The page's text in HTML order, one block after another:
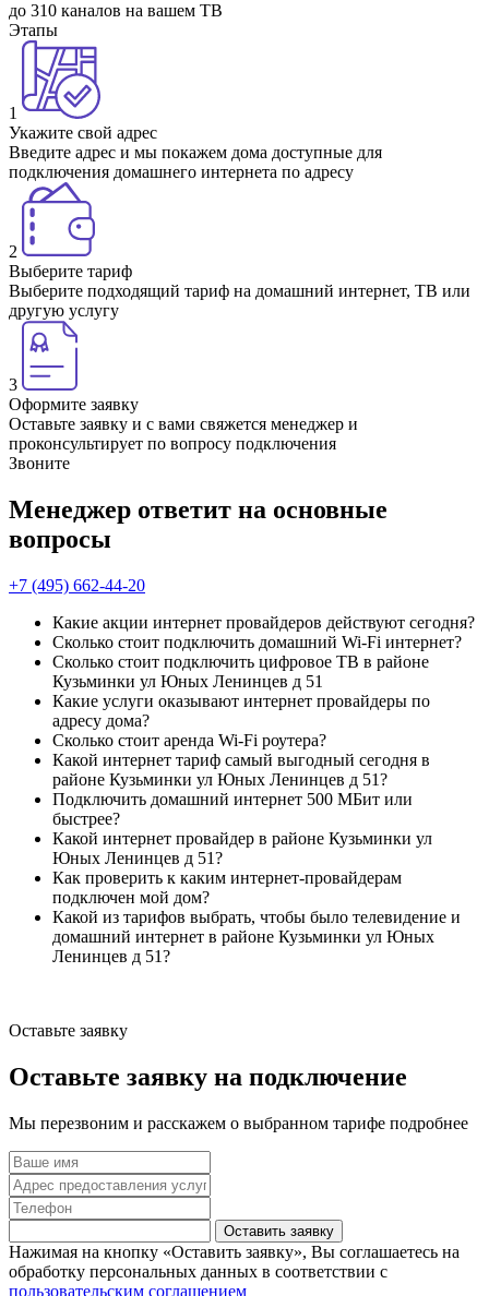
до 310 каналов на вашем ТВ
Этапы
1
Укажите свой адрес
Введите адрес и мы покажем дома доступные для
подключения домашнего интернета по адресу
2
Выберите тариф
Выберите подходящий тариф на домашний интернет, ТВ или
другую услугу
3
Оформите заявку
Оставьте заявку и с вами свяжется менеджер и
проконсультирует по вопросу подключения
Звоните
Менеджер ответит на основные
вопросы
+7 (495) 662-44-20
Какие акции интернет провайдеров действуют сегодня?
Сколько стоит подключить домашний Wi-Fi интернет?
Сколько стоит подключить цифровое ТВ в районе
Кузьминки ул Юных Ленинцев д 51
Какие услуги оказывают интернет провайдеры по
адресу дома?
Сколько стоит аренда Wi-Fi роутера?
Какой интернет тариф самый выгодный сегодня в
районе Кузьминки ул Юных Ленинцев д 51?
Подключить домашний интернет 500 МБит или
быстрее?
Какой интернет провайдер в районе Кузьминки ул
Юных Ленинцев д 51?
Как проверить к каким интернет-провайдерам
подключен мой дом?
Какой из тарифов выбрать, чтобы было телевидение и
домашний интернет в районе Кузьминки ул Юных
Ленинцев д 51?
Оставьте заявку
Оставьте заявку на подключение
Мы перезвоним и расскажем о выбранном тарифе подробнее
Оставить заявку
Нажимая на кнопку «Оставить заявку», Вы соглашаетесь на
обработку персональных данных в соответствии с
пользовательским соглашением